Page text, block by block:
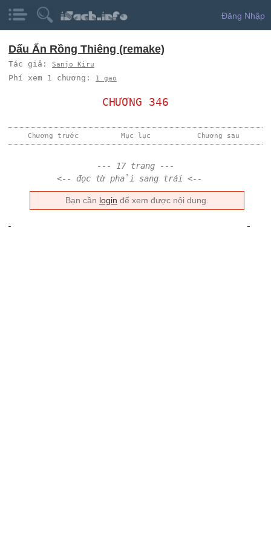
Đăng Nhập
Dấu Ấn Rồng Thiêng (remake)
Tác giả: Sanjo Kiru
Phí xem 1 chương: 1 gạo
CHƯƠNG 346
Chương trước Mục lục Chương sau
--- 17 trang ---
<-- đọc từ phải sang trái <--
Bạn cần login để xem được nội dung.